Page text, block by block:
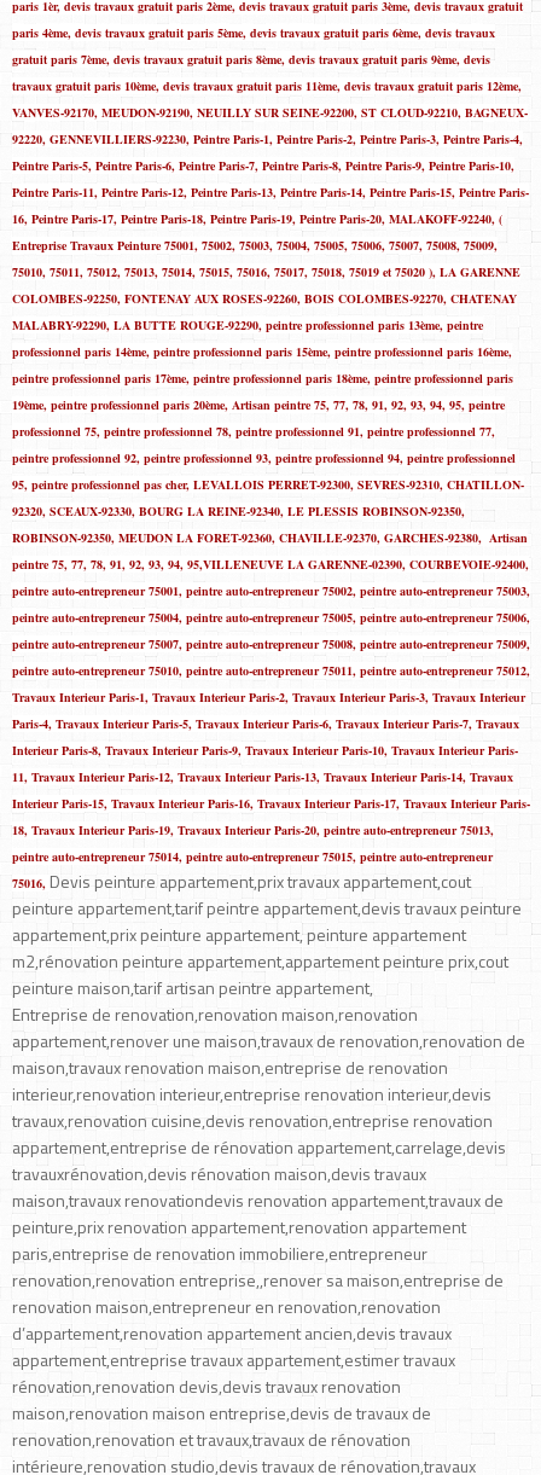
Devis peinture appartement,prix travaux appartement,cout
peinture appartement,tarif peintre appartement,devis travaux peinture
appartement,prix peinture appartement, peinture appartement
m2,rénovation peinture appartement,appartement peinture prix,cout
peinture maison,tarif artisan peintre appartement,
Entreprise de renovation,renovation maison,renovation
appartement,renover une maison,travaux de renovation,renovation de
maison,travaux renovation maison,entreprise de renovation
interieur,renovation interieur,entreprise renovation interieur,devis
travaux,renovation cuisine,devis renovation,entreprise renovation
appartement,entreprise de rénovation appartement,carrelage,devis
travauxrénovation,devis rénovation maison,devis travaux
maison,travaux renovationdevis renovation appartement,travaux de
peinture,prix renovation appartement,renovation appartement
paris,entreprise de renovation immobiliere,entrepreneur
renovation,renovation entreprise,,renover sa maison,entreprise de
renovation maison,entrepreneur en renovation,renovation
d’appartement,renovation appartement ancien,devis travaux
appartement,entreprise travaux appartement,estimer travaux
rénovation,renovation devis,devis travaux renovation
maison,renovation maison entreprise,devis de travaux de
renovation,renovation et travaux,travaux de rénovation
intérieure,renovation studio,devis travaux de rénovation,travaux